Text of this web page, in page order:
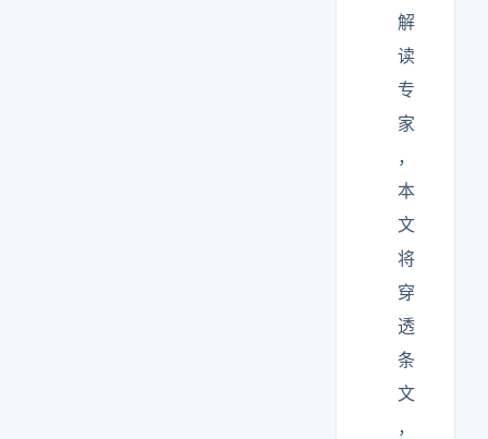
解
读
专
家
，
本
文
将
穿
透
条
文
，